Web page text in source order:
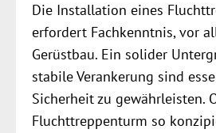
Die Installation eines
erfordert Fachkenntnis, vor
Gerüstbau. Ein solider
stabile Verankerung sind
Sicherheit zu gewährleisten.
Fluchttreppenturm so